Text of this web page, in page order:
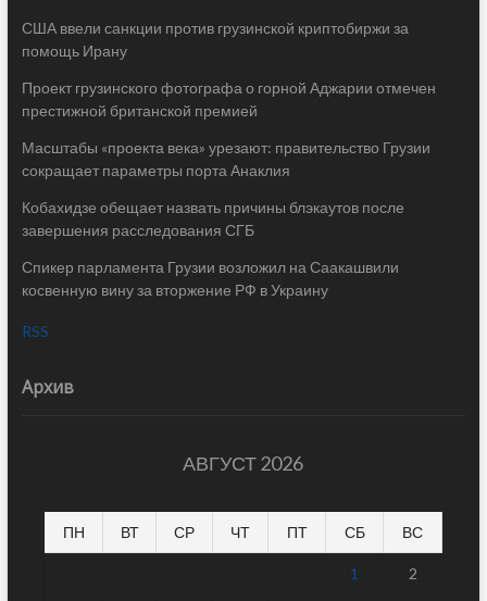
США ввели санкции против грузинской криптобиржи за
помощь Ирану
Проект грузинского фотографа о горной Аджарии отмечен
престижной британской премией
Масштабы «проекта века» урезают: правительство Грузии
сокращает параметры порта Анаклия
Кобахидзе обещает назвать причины блэкаутов после
завершения расследования СГБ
Спикер парламента Грузии возложил на Саакашвили
косвенную вину за вторжение РФ в Украину
RSS
Архив
АВГУСТ 2026
ПН ВТ СР ЧТ ПТ СБ ВС
1 2